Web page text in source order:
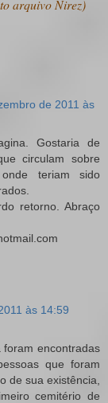
arquivo Nirez)
de 2011 às
Gostaria de
circulam sobre
teriam sido
retorno. Abraço
às 14:59
encontradas
que foram
de sua existência,
cemitério de